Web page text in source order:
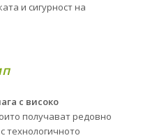
и сигурност на
с високо
получават редовно
технологичното